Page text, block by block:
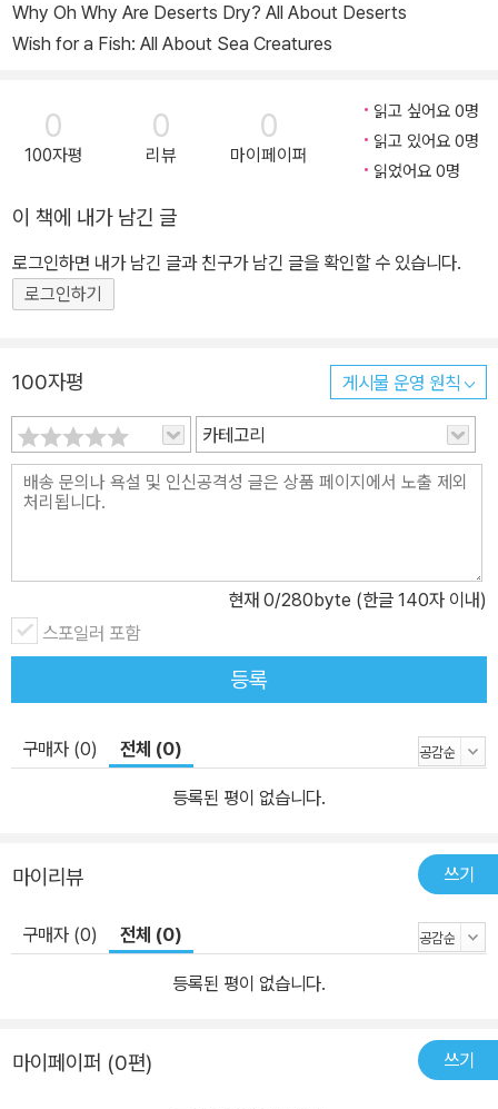
Why Oh Why Are Deserts Dry? All About Deserts
Wish for a Fish: All About Sea Creatures
0
100자평
0
리뷰
0
마이페이퍼
읽고 싶어요 0명
읽고 있어요 0명
읽었어요 0명
이 책에 내가 남긴 글
로그인하면 내가 남긴 글과 친구가 남긴 글을 확인할 수 있습니다.
로그인하기
100자평 게시물 운영 원칙
카테고리
현재 0/280byte (한글 140자 이내)
스포일러 포함
등록
구매자 (0) 전체 (0)
등록된 평이 없습니다.
마이리뷰 쓰기
구매자 (0) 전체 (0)
등록된 평이 없습니다.
마이페이퍼 (0편) 쓰기